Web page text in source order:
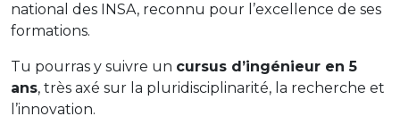
national des INSA, reconnu pour l’excellence de ses
formations.
Tu pourras y suivre un cursus d’ingénieur en 5
ans, très axé sur la pluridisciplinarité, la recherche et
l’innovation.